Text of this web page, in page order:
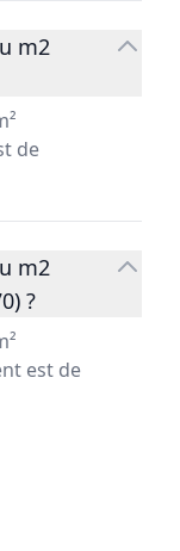
m2
de
m2
?
est de